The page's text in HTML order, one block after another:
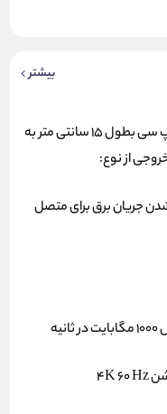
بیشتر
هاب رسی مدل RH17 از طریق کابل تایپ سی بطول 15 سانتی متر به
جریان برق برای متصل